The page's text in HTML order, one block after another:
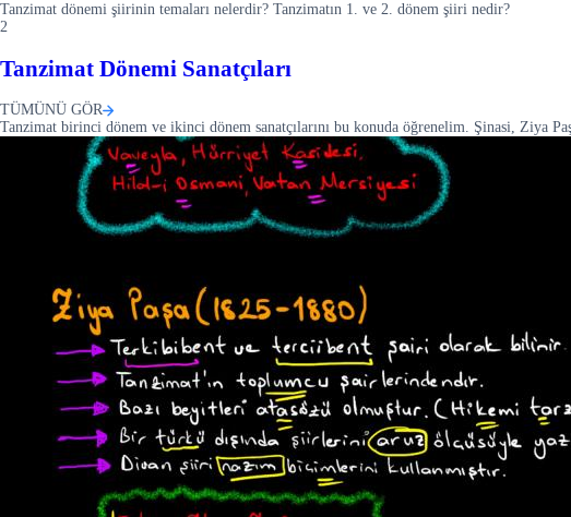
Tanzimat dönemi şiirinin temaları nelerdir? Tanzimatın 1. ve 2. dönem şiiri nedir?
2
Tanzimat Dönemi Sanatçıları
TÜMÜNÜ GÖR
Tanzimat birinci dönem ve ikinci dönem sanatçılarını bu konuda öğrenelim. Şinasi, Ziya